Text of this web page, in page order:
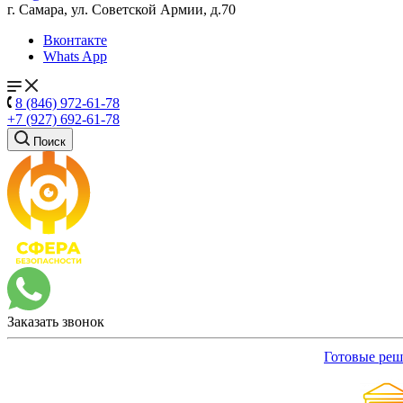
г. Самара, ул. Советской Армии, д.70
Вконтакте
Whats App
8 (846) 972-61-78
+7 (927) 692-61-78
Поиск
Заказать звонок
Готовые